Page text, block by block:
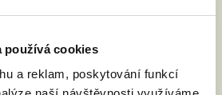
používá cookies
a reklam, poskytování funkcí
Budeme tu, dokud nebude